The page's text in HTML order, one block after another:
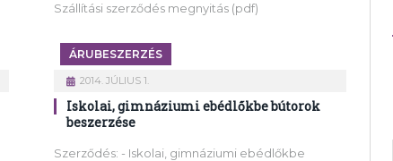
Szállítási szerződés megnyitás (pdf)
ÁRUBESZERZÉS
2014. JÚLIUS 1.
Iskolai, gimnáziumi ebédlőkbe bútorok
beszerzése
Szerződés: - Iskolai, gimnáziumi ebédlőkbe